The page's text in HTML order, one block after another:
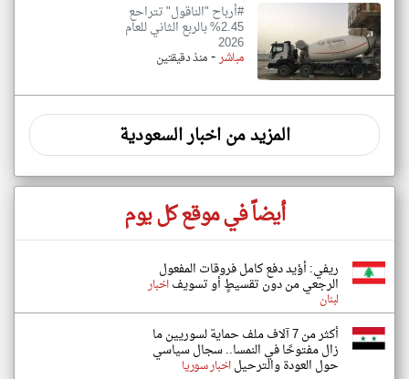
#أرباح "الناقول" تتراحع
2.45% بالربع الثاني للعام
2026
مباشر-منذ دقيقتين
المزيد من اخبار السعودية
أيضاً في موقع كل يوم
ريفي: أؤيد دفع كامل فروقات المفعول
الرجعي من دون تقسيطٍ أو تسويفاخبار
لبنان
أكثر من 7 آلاف ملف حماية لسوريين ما
زال مفتوحًا في النمسا.. سجال سياسي
حول العودة والترحيلاخبار سوريا